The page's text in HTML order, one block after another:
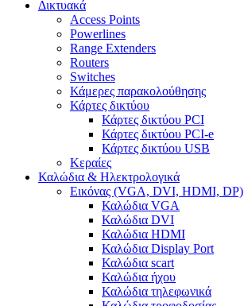
Δικτυακά
Access Points
Powerlines
Range Extenders
Routers
Switches
Κάμερες παρακολούθησης
Κάρτες δικτύου
Κάρτες δικτύου PCI
Κάρτες δικτύου PCI-e
Κάρτες δικτύου USB
Κεραίες
Καλώδια & Ηλεκτρολογικά
Εικόνας (VGA, DVI, HDMI, DP)
Καλώδια VGA
Καλώδια DVI
Καλώδια HDMI
Καλώδια Display Port
Καλώδια scart
Καλώδια ήχου
Καλώδια τηλεφωνικά